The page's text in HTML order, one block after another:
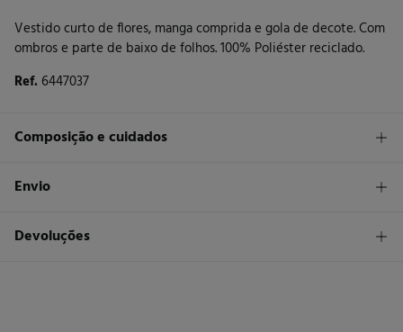
Vestido curto de flores, manga comprida e gola de decote. Com
ombros e parte de baixo de folhos. 100% Poliéster reciclado.
Ref. 6447037
Composição e cuidados
Composição
Cuidados
Envio
STANDARD
Devoluções